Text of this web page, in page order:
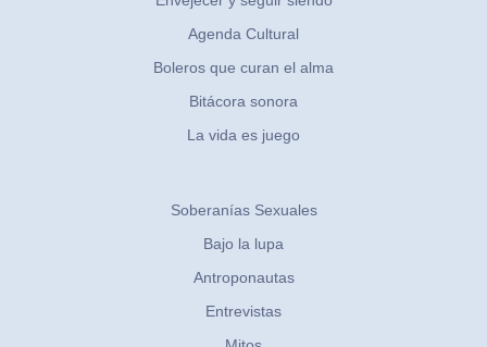
Agenda Cultural
Boleros que curan el alma
Bitácora sonora
La vida es juego
Soberanías Sexuales
Bajo la lupa
Antroponautas
Entrevistas